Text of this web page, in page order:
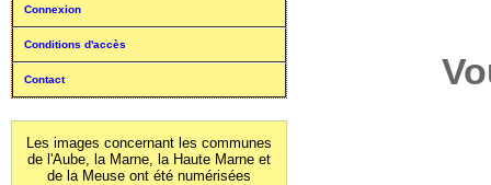
Connexion
Conditions d'accès
Contact
Les images concernant les communes
de l'Aube, la Marne, la Haute Marne et
de la Meuse ont été numérisées